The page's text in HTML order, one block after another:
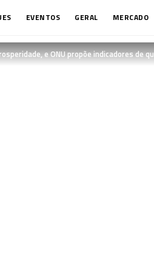
EVENTOS GERAL MERCADO
e ONU propõe indicadores de